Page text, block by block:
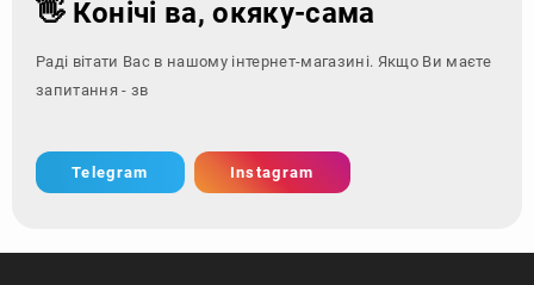
👋 Конічі ва, окяку-сама
Раді вітати Вас в нашому інтернет-магазині. Якщо Ви маєте
запитання - зверніться за кон
Telegram Instagram